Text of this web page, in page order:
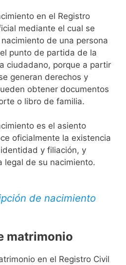
en el Registro
mediante el cual se
de una persona
punto de partida de la
ciudadano, porque a partir
generan derechos y
obtener documentos
o libro de familia.
es el asiento
oficialmente la existencia
y filiación, y
legal de su nacimiento.
de nacimiento
matrimonio
en el Registro Civil